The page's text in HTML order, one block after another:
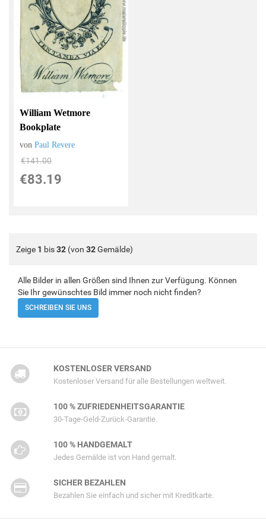
William Wetmore
Bookplate
vonPaul Revere
€141.00
€83.19
Zeige 1 bis32 (von 32Gemälde)
Alle Bilder in allen Größen sind Ihnen zur Verfügung. Können
Sie Ihr gewünschtes Bild immer noch nicht finden?
SCHREIBEN SIE UNS
KOSTENLOSER VERSAND
Kostenloser Versand für alle Bestellungen weltweit.
100 % ZUFRIEDENHEITSGARANTIE
30-Tage-Geld-Zurück-Garantie.
100 % HANDGEMALT
Jedes Gemälde ist von Hand gemalt.
SICHER BEZAHLEN
Bezahlen Sie einfach und sicher mit Kreditkarte.